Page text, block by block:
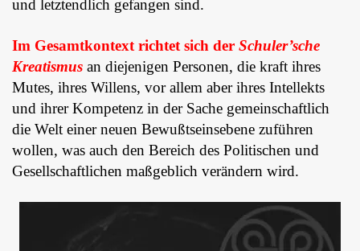
und letztendlich gefangen sind.
Im Gesamtkontext richtet sich der Schuler’sche
Kreatismus an diejenigen Personen, die kraft ihres
Mutes, ihres Willens, vor allem aber ihres Intellekts
und ihrer Kompetenz in der Sache gemeinschaftlich
die Welt einer neuen Bewußtseinsebene zuführen
wollen, was auch den Bereich des Politischen und
Gesellschaftlichen maßgeblich verändern wird.